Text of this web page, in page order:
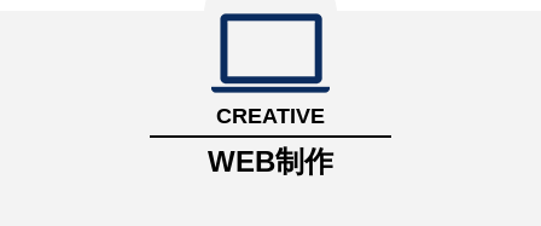
CREATIVE
WEB制作